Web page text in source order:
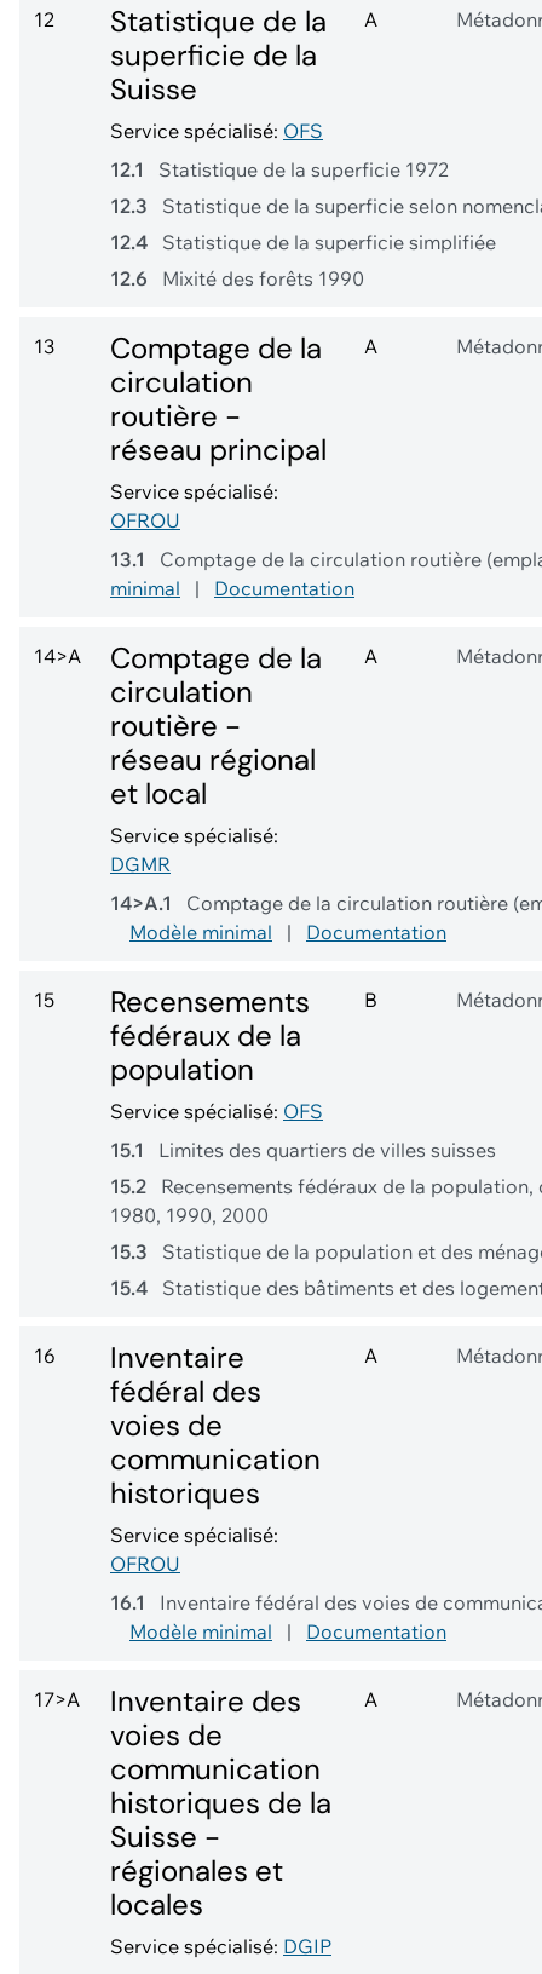
12
Statistique de la
superficie de la
Suisse
Service spécialisé: OFS
A
12.1
Statistique de la superficie 1972
12.3
Statistique de la superficie selon
12.4
Statistique de la superficie simplifiée
12.6
Mixité des forêts 1990
13
Comptage de la
circulation
routière -
réseau principal
Service spécialisé:
OFROU
A
13.1
Comptage de la circulation routière
minimal
| Documentation
14>A
Comptage de la
circulation
routière -
réseau régional
et local
Service spécialisé:
DGMR
A
14>A.1
Comptage de la circulation routière
Modèle minimal
| Documentation
15
Recensements
fédéraux de la
population
Service spécialisé: OFS
B
15.1
Limites des quartiers de villes suisses
15.2
Recensements fédéraux de la
1980, 1990, 2000
15.3
Statistique de la population et des
15.4
Statistique des bâtiments et des
16
Inventaire
fédéral des
voies de
communication
historiques
Service spécialisé:
OFROU
A
16.1
Inventaire fédéral des voies de
Modèle minimal
| Documentation
17>A
Inventaire des
voies de
communication
historiques de la
Suisse -
régionales et
locales
Service spécialisé: DGIP
A